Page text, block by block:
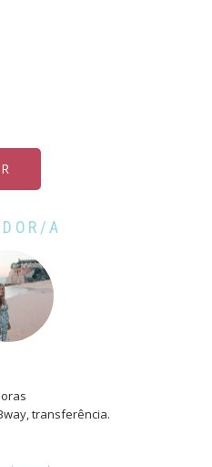
A
transferência.